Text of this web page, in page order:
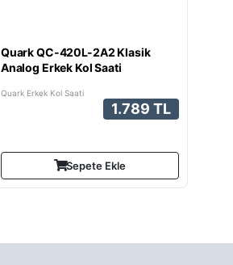
Quark QC-420L-2A2 Klasik
Analog Erkek Kol Saati
Quark Erkek Kol Saati
1.789 TL
Sepete Ekle